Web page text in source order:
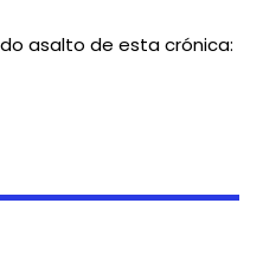
asalto de esta crónica: